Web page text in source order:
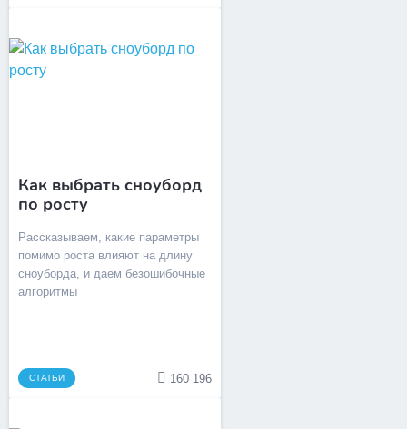
Как выбрать сноуборд
по росту
Рассказываем, какие параметры
помимо роста влияют на длину
сноуборда, и даем безошибочные
алгоритмы
СТАТЬИ 160 196